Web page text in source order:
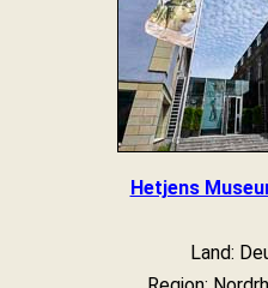
Hetjens
Land: